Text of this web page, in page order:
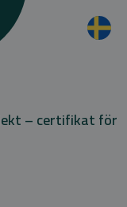
– certifikat för